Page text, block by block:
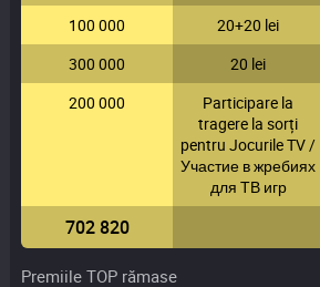
100 000
20+20 lei
300 000
20 lei
200 000
Participare la
tragere la sorți
pentru Jocurile TV /
Участие в жребиях
для ТВ игр
702 820
Premiile TOP rămase